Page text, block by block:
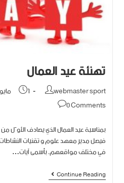
تهنئة عيد العمال
webmaster sport 1 مايو 2021
0 Comments
بمناسبة عيد العمال الذي يصادف
فيصل مدير معهد علوم و تقنيات النشاطات
في مختلف مواقعهم، بأسمى آيات…
Continue Reading